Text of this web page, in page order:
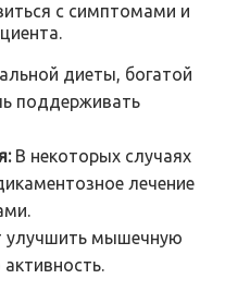
с симптомами и
диеты, богатой
поддерживать
В некоторых случаях
лечение
улучшить мышечную